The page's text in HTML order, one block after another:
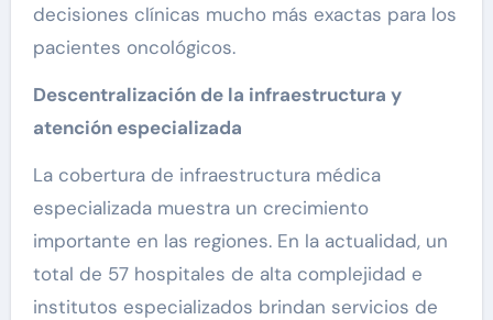
decisiones clínicas mucho más exactas para los
pacientes oncológicos.
Descentralización de la infraestructura y
atención especializada
La cobertura de infraestructura médica
especializada muestra un crecimiento
importante en las regiones. En la actualidad, un
total de 57 hospitales de alta complejidad e
institutos especializados brindan servicios de